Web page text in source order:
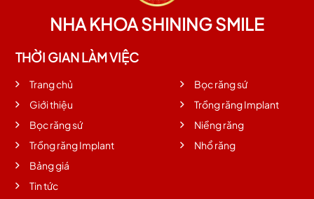
NHA KHOA SHINING SMILE
THỜI GIAN LÀM VIỆC
Trang chủ
Giới thiệu
Bọc răng sứ
Trồng răng Implant
Bảng giá
Tin tức
Bọc răng sứ
Trồng răng Implant
Niềng răng
Nhổ răng